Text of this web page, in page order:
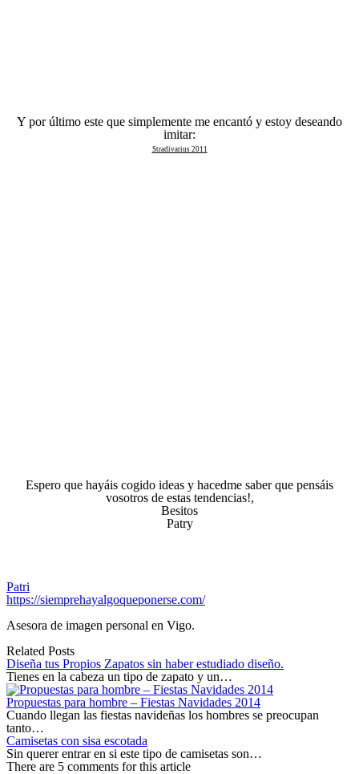
Y por último este que simplemente me encantó y estoy deseando
imitar:
Stradivarius 2011
Espero que hayáis cogido ideas y hacedme saber que pensáis
vosotros de estas tendencias!,
Besitos
Patry
Patri
https://siemprehayalgoqueponerse.com/
Asesora de imagen personal en Vigo.
Related Posts
Diseña tus Propios Zapatos sin haber estudiado diseño.
Tienes en la cabeza un tipo de zapato y un…
Propuestas para hombre – Fiestas Navidades 2014
Cuando llegan las fiestas navideñas los hombres se preocupan
tanto…
Camisetas con sisa escotada
Sin querer entrar en si este tipo de camisetas son…
There are 5 comments for this article